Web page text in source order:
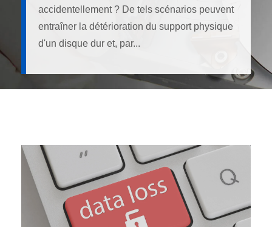
accidentellement ? De tels scénarios peuvent
entraîner la détérioration du support physique
d'un disque dur et, par...